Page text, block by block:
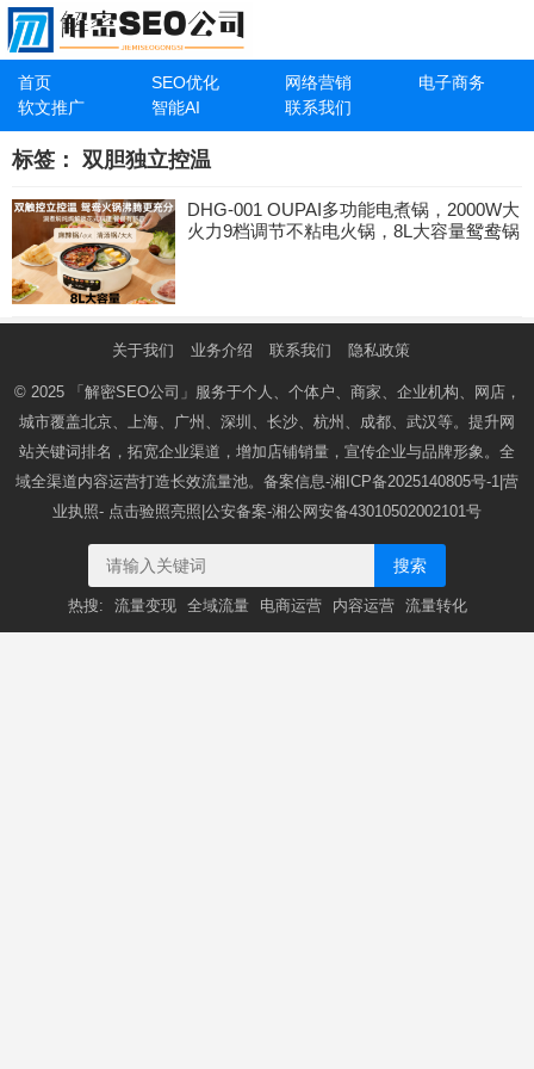
首页 SEO优化 网络营销
电子商务
软文推广
智能AI 联系我们
标签： 双胆独立控温
DHG-001 OUPAI多功能电煮锅，2000W大
火力9档调节不粘电火锅，8L大容量鸳鸯锅
关于我们 业务介绍 联系我们 隐私政策
© 2025 「解密SEO公司」 服务于个人、个体户、商家、企业机构、网店，
城市覆盖北京、上海、广州、深圳、长沙、杭州、成都、武汉等。提升网
站关键词排名，拓宽企业渠道，增加店铺销量，宣传企业与品牌形象。全
域全渠道内容运营打造长效流量池。备案信息-湘ICP备2025140805号-1 |营
业执照- 点击验照亮照 |公安备案-湘公网安备43010502002101号
搜索
热搜: 流量变现 全域流量 电商运营 内容运营 流量转化